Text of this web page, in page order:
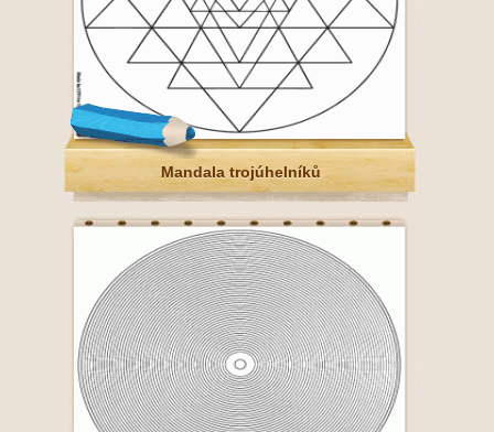
Mandala trojúhelníků